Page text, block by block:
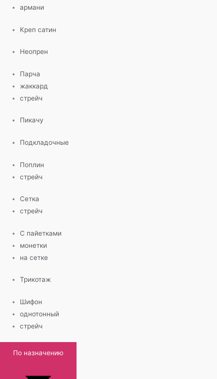
армани
Креп сатин
Неопрен
Парча
жаккард
стрейч
Пикачу
Подкладочные
Поплин
стрейч
Сетка
стрейч
С пайетками
монетки
на сетке
Трикотаж
Шифон
однотонный
стрейч
По назначению